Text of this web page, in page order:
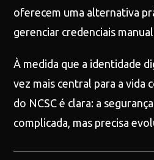
oferecem uma alternativa
gerenciar credenciais
À medida que a identidade
vez mais central para a vida
do NCSC é clara: a
complicada, mas precisa